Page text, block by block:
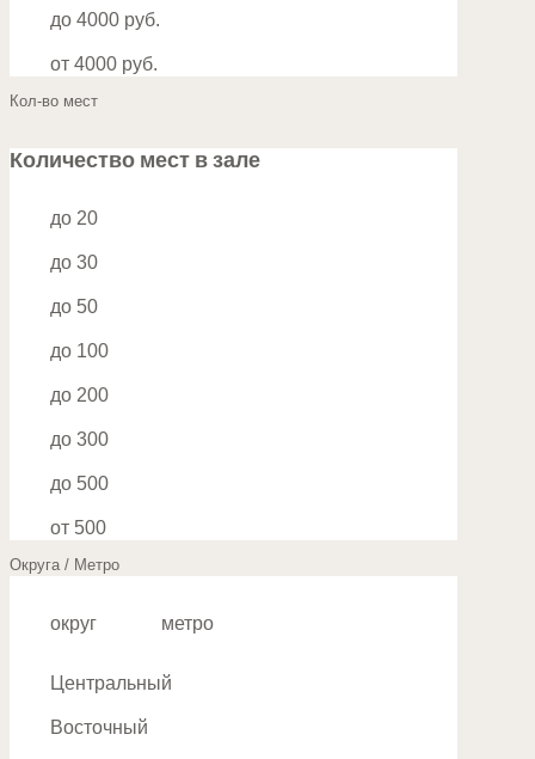
до 4000 руб.
от 4000 руб.
Кол-во мест
Количество мест в зале
до 20
до 30
до 50
до 100
до 200
до 300
до 500
от 500
Округа / Метро
округ метро
Центральный
Восточный